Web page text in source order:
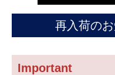
ヴァシュロン再入荷の
Important